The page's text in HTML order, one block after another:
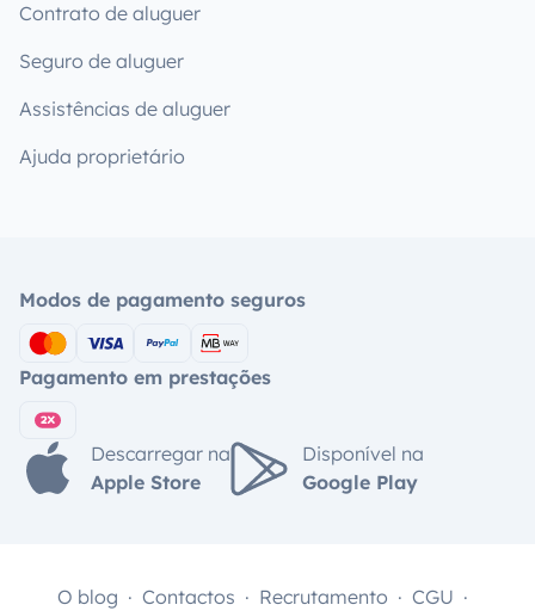
Contrato de aluguer
Seguro de aluguer
Assistências de aluguer
Ajuda proprietário
Modos de pagamento seguros
Pagamento em prestações
Descarregar na
Apple Store
Disponível na
Google Play
O blog Contactos Recrutamento CGU